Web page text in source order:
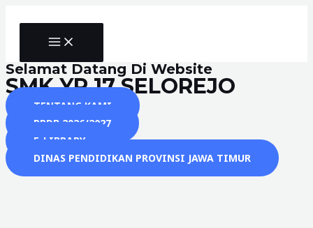
MAIN
MENU
Selamat Datang Di Website
SMK YP 17 SELOREJO
TENTANG KAMI
PPDB 2026/2027
E-LIBRARY
DINAS PENDIDIKAN PROVINSI JAWA TIMUR